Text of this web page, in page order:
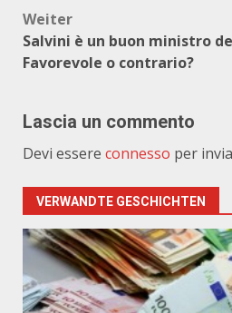
Weiter
Salvini è un buon ministro
Favorevole o contrario?
Lascia un commento
Devi essere connesso per
VERWANDTE GESCHICHTEN